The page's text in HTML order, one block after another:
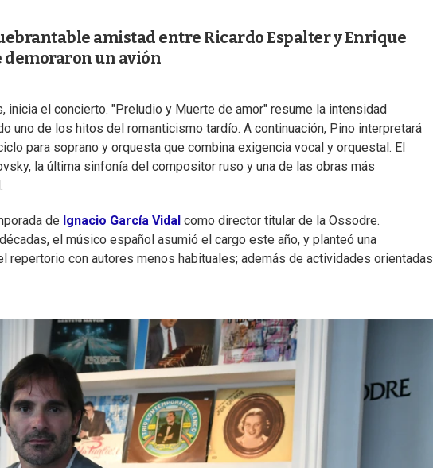
amistad entre Ricardo Espalter y Enrique
demoraron un avión
inicia el concierto. "Preludio y Muerte de amor" resume la intensidad
uno de los hitos del romanticismo tardío. A continuación, Pino interpretará
para soprano y orquesta que combina exigencia vocal y orquestal. El
la última sinfonía del compositor ruso y una de las obras más
de Ignacio García Vidal como director titular de la Ossodre.
el músico español asumió el cargo este año, y planteó una
repertorio con autores menos habituales; además de actividades orientadas